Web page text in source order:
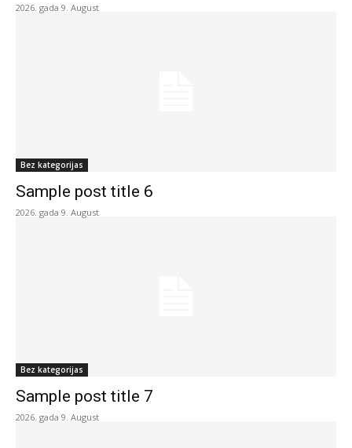
2026. gada 9. August
Bez kategorijas
Sample post title 6
2026. gada 9. August
Bez kategorijas
Sample post title 7
2026. gada 9. August